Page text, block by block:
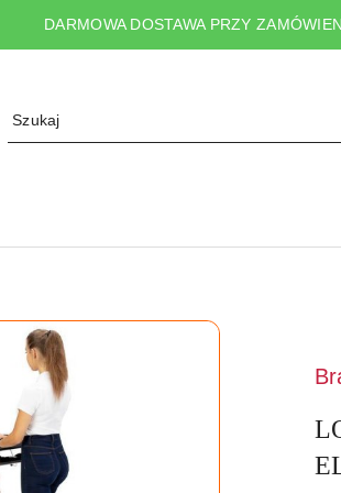
DARMOWA DOSTAWA PRZY